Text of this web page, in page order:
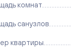
комнат
санузлов
квартиры